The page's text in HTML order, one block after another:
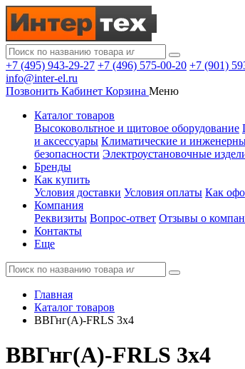
+7 (495) 943-29-27 +7 (496) 575-00-20 +7 (901)
info@inter-el.ru
Позвонить Кабинет Корзина Меню
Каталог товаров
Высоковольтное и щитовое оборудование
и аксессуары Климатические и
безопасности Электроустановочные
Бренды
Как купить
Условия доставки Условия оплаты Как
Компания
Реквизиты Вопрос-ответ Отзывы о
Контакты
Еще
Главная
Каталог товаров
ВВГнг(А)-FRLS 3x4
ВВГнг(А)-FRLS 3x4